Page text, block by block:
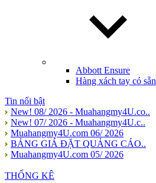
Abbott Ensure
Hàng xách tay có sẵn
Tin nổi bật
New! 08/ 2026 - Muahangmy4U.co..
New! 07/ 2026 - Muahangmy4U.c..
Muahangmy4U.com 06/ 2026
BẢNG GIÁ ĐẶT QUẢNG CÁO..
Muahangmy4U.com 05/ 2026
THỐNG KÊ